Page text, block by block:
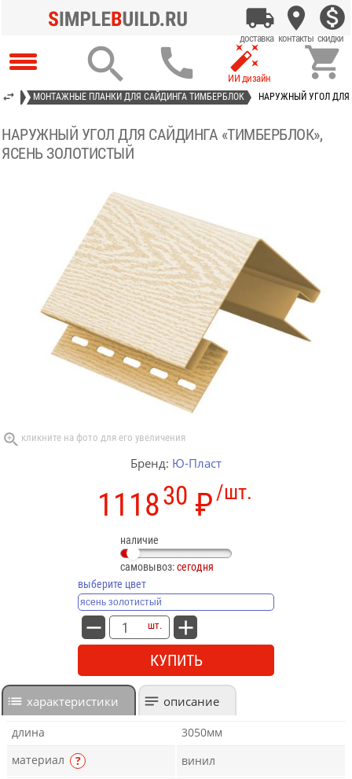
   
МОНТАЖНЫЕ ПЛАНКИ ДЛЯ САЙДИНГА ТИМБЕРБЛОК НАРУЖНЫЙ УГОЛ ДЛЯ
НАРУЖНЫЙ УГОЛ ДЛЯ САЙДИНГА «ТИМБЕРБЛОК»,
ЯСЕНЬ ЗОЛОТИСТЫЙ
Бренд: Ю-Пласт
/шт.
111830 ₽
наличие
самовывоз:сегодня
выберите цвет
шт.
КУПИТЬ
характеристики описание
длина
3050мм
материал
?
винил